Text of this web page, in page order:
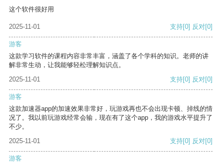
这个软件很好用
2025-11-01 支持[0] 反对[0]
游客
这款学习软件的课程内容非常丰富，涵盖了各个学科的知识。老师的讲
解非常生动，让我能够轻松理解知识点。
2025-11-01
支持[0] 反对[0]
游客
这款加速器app的加速效果非常好，玩游戏再也不会出现卡顿、掉线的情
况了。我以前玩游戏经常会输，现在有了这个app，我的游戏水平提升了
不少。
2025-11-01
支持[0] 反对[0]
游客